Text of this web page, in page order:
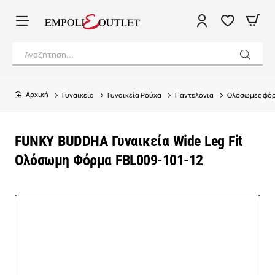
Αναζήτηση...
FUNKY BUDDHA Γυναικεία Wide Leg Fit
Ολόσωμη Φόρμα FBL009-101-12
home
Γυναικεία Γυναικεία Ρούχα Παντελόνια Ολόσωμες